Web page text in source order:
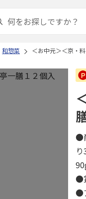
和惣菜 ＜お中元＞＜京・
●
●
●